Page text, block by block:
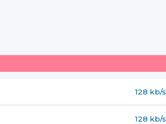
128 kb/s
128 kb/s